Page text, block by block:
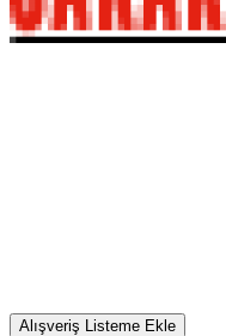
Alışveriş Listeme Ekle